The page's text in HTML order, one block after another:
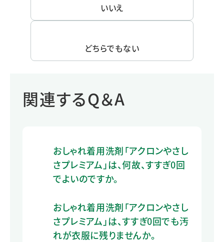
いいえ
どちらでもない
関連するQ＆A
おしゃれ着用洗剤「アクロンやさし
さプレミアム」は、何故、すすぎ0回
でよいのですか。
おしゃれ着用洗剤「アクロンやさし
さプレミアム」は、すすぎ0回でも汚
れが衣服に残りませんか。